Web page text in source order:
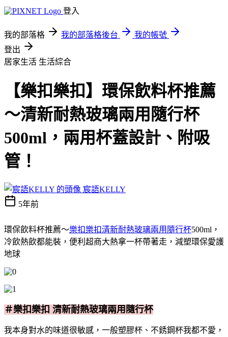
登入
我的部落格 我的部落格後台
我的帳號
登出
居家生活 生活綜合
【樂扣樂扣】環保飲料杯推薦
～清新耐熱玻璃兩用隨行杯
500ml，兩用杯蓋設計、附吸
管！
宸語KELLY
5年前
環保飲料杯推薦～樂扣樂扣清新耐熱玻璃兩用隨行杯500ml，
冷飲熱飲都能裝，便利超商大熱拿一杯帶著走，減塑環保愛護
地球
＃樂扣樂扣 清新耐熱玻璃兩用隨行杯
我本身對水的味道很敏感，一般塑膠杯、不銹鋼杯我都不愛，